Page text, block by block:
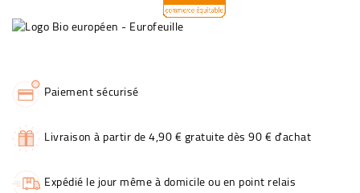
Paiement sécurisé
Livraison à partir de 4,90 € gratuite dès 90 € d'achat
Expédié le jour même à domicile ou en point relais